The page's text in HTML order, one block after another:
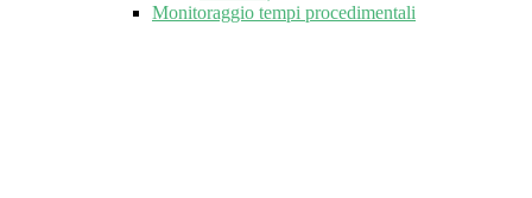
Monitoraggio tempi procedimentali